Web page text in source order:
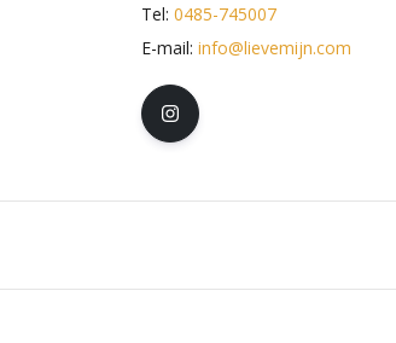
Tel: 0485-745007
E-mail: info@lievemijn.com